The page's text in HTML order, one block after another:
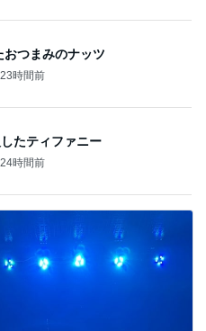
つまみのナッツ
23時間前
たティファニー
24時間前